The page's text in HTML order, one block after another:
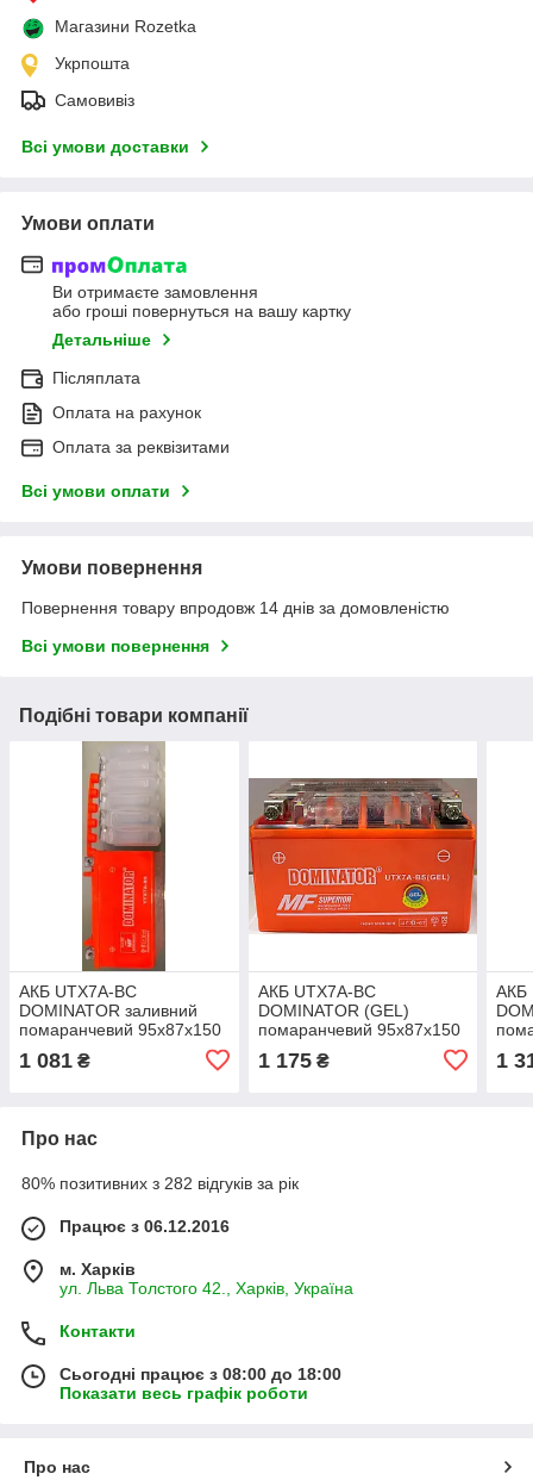
Магазини Rozetka
Укрпошта
Самовивіз
Всі умови доставки
Умови оплати
Ви отримаєте замовлення
або гроші повернуться на вашу картку
Детальніше
Післяплата
Оплата на рахунок
Оплата за реквізитами
Всі умови оплати
Умови повернення
Повернення товару впродовж 14 днів за домовленістю
Всі умови повернення
Подібні товари компанії
АКБ UTX7А-BC
DOMINATOR заливний
помаранчевий 95x87x150
1 081 ₴
АКБ UTX7А-BC
DOMINATOR (GEL)
помаранчевий 95x87x150
1 175₴
АКБ
1
Про нас
80% позитивних з 282 відгуків за рік
Працює з 06.12.2016
м. Харків
ул. Льва Толстого 42., Харків, Україна
Контакти
Сьогодні працює з 08:00 до 18:00
Показати весь графік роботи
Про нас